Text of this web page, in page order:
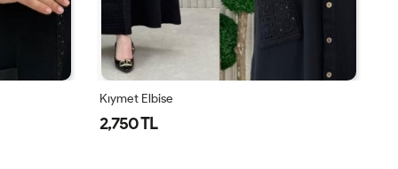
Kıymet Elbise
2,750 TL